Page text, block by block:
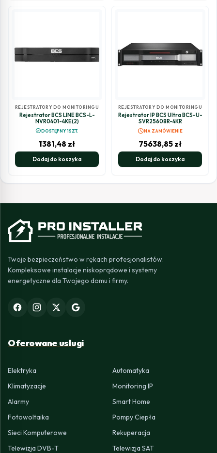
REJESTRATORY DO MONITORINGU
Rejestrator BCS LINE BCS-L-
NVR0401-4KE(2)
check_circleDOSTĘPNY 1SZT.
1381,48 zł
Dodaj do koszyka
REJESTRATORY DO MONITORINGU
Rejestrator IP BCS Ultra BCS-U-
SVR25608R-4KR
scheduleNA ZAMÓWIENIE
75638,85 zł
Dodaj do koszyka
Twoje bezpieczeństwo w rękach profesjonalistów.
Kompleksowe instalacje niskoprądowe i systemy
energetyczne dla Twojego domu i firmy.
Oferowane usługi
Elektryka
Automatyka
Klimatyzacje
Monitoring IP
Alarmy
Smart Home
Fotowoltaika
Pompy Ciepła
Sieci Komputerowe
Rekuperacja
Telewizja DVB-T
Telewizja SAT